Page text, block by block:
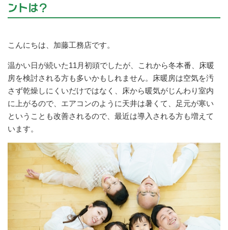
ントは？
こんにちは、加藤工務店です。
温かい日が続いた11月初頭でしたが、これから冬本番、床暖
房を検討される方も多いかもしれません。床暖房は空気を汚
さず乾燥しにくいだけではなく、床から暖気がじんわり室内
に上がるので、エアコンのように天井は暑くて、足元が寒い
ということも改善されるので、最近は導入される方も増えて
います。